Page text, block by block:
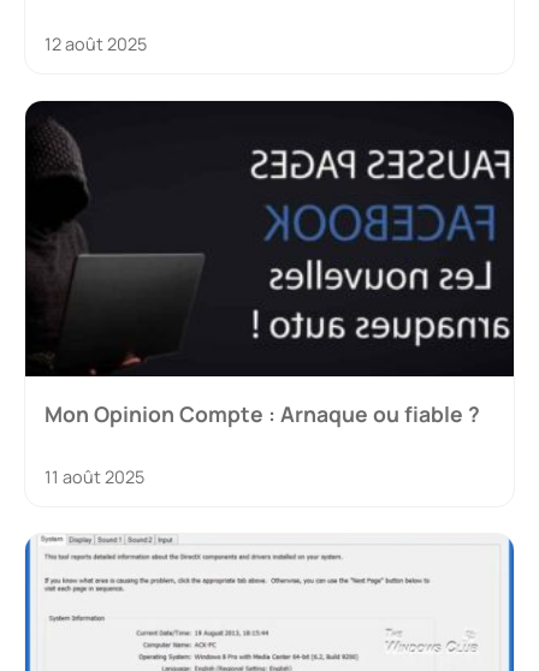
12 août 2025
Mon Opinion Compte : Arnaque ou fiable ?
11 août 2025